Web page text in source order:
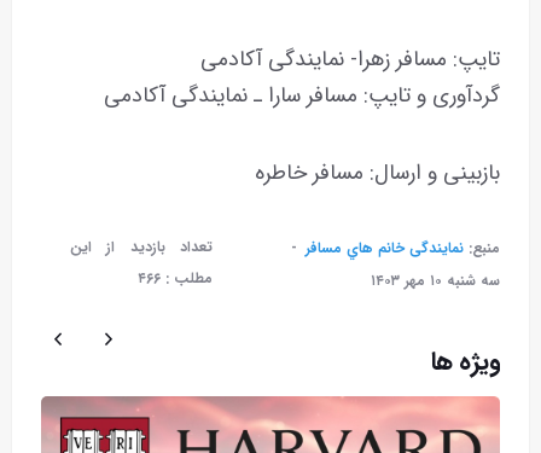
تایپ: مسافر زهرا- نمایندگی آکادمی
گردآوری و تایپ: مسافر سارا ـ نمایندگی آکادمی
بازبینی و ارسال: مسافر خاطره
منبع: نمایندگی خانم هاي مسافر
سه شنبه ۱۰ مهر ۱۴۰۳
تعداد بازدید از این
مطلب : ۴۶۶
ویژه ها